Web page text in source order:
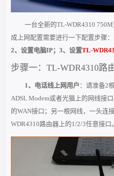
一台全新的TL-WDR4310
成上网配置需要进行一下配置步骤：
2、设置电脑IP；3、设置TL-
步骤一：TL-WDR4310路
1、电话线上网用户 ：请准备2
ADSL Modem或者光猫上的网线接
的WAN接口；另一根网线，一头连
WDR4310路由器上的1/2/3任意接口。